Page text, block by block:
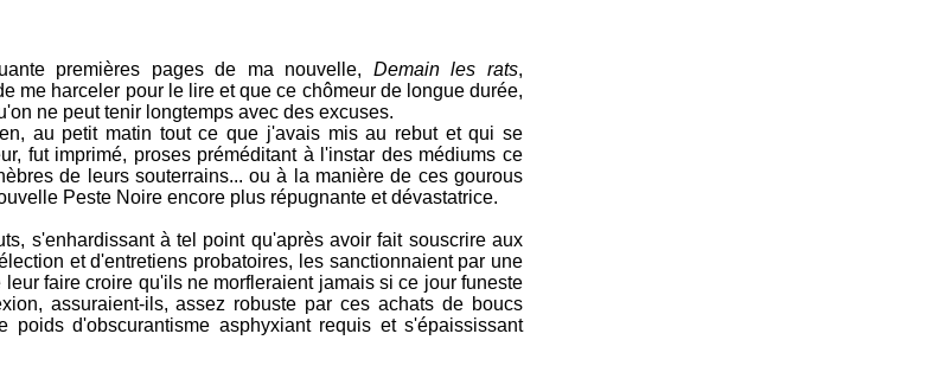
premières pages de ma nouvelle, Demain les rats,
me harceler pour le lire et que ce chômeur de longue durée,
ne peut tenir longtemps avec des excuses.
au petit matin tout ce que j'avais mis au rebut et qui se
fut imprimé, proses préméditant à l'instar des médiums ce
de leurs souterrains... ou à la manière de ces gourous
Peste Noire encore plus répugnante et dévastatrice.
s'enhardissant à tel point qu'après avoir fait souscrire aux
et d'entretiens probatoires, les sanctionnaient par une
faire croire qu'ils ne morfleraient jamais si ce jour funeste
assuraient-ils, assez robuste par ces achats de boucs
d'obscurantisme asphyxiant requis et s'épaississant